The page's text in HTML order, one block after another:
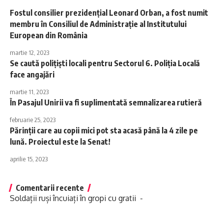
Fostul consilier prezidențial Leonard Orban, a fost numit
membru în Consiliul de Administrație al Institutului
European din România
martie 12, 2023
Se caută polițiști locali pentru Sectorul 6. Poliția Locală
face angajări
martie 11, 2023
În Pasajul Unirii va fi suplimentată semnalizarea rutieră
februarie 25, 2023
Părinții care au copii mici pot sta acasă până la 4 zile pe
lună. Proiectul este la Senat!
aprilie 15, 2023
Comentarii recente
Soldații ruși încuiați în gropi cu gratii -